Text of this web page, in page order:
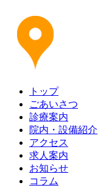
トップ
ごあいさつ
診療案内
院内・設備紹介
アクセス
求人案内
お知らせ
コラム